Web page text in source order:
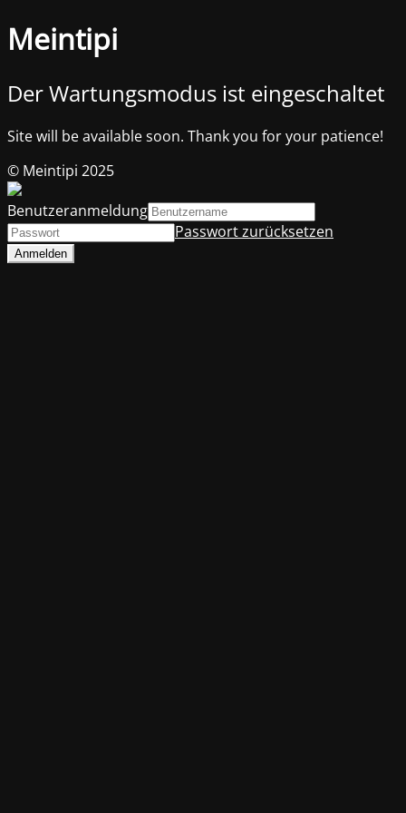
Meintipi
Der Wartungsmodus ist eingeschaltet
Site will be available soon. Thank you for your patience!
© Meintipi 2025
Benutzeranmeldung
Passwort zurücksetzen